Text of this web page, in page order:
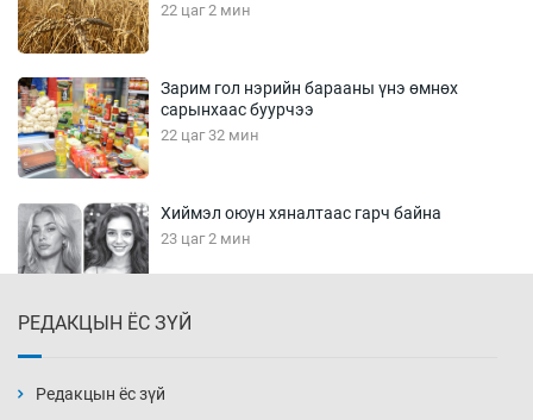
22 цаг 2 мин
Зарим гол нэрийн барааны үнэ өмнөх
сарынхаас буурчээ
22 цаг 32 мин
Хиймэл оюун хяналтаас гарч байна
23 цаг 2 мин
23 цаг 32 мин
РЕДАКЦЫН ЁС ЗҮЙ
Редакцын ёс зүй